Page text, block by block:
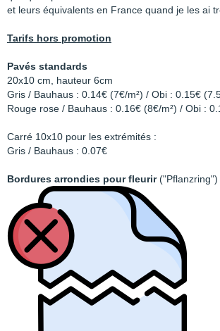
et leurs équivalents en France quand je les ai
Tarifs hors promotion
Pavés standards
20x10 cm, hauteur 6cm
Gris / Bauhaus : 0.14€ (7€/m²) / Obi : 0.15€
Rouge rose / Bauhaus : 0.16€ (8€/m²) / Obi :
Carré 10x10 pour les extrémités :
Gris / Bauhaus : 0.07€
Bordures arrondies pour fleurir("Pflanzring")